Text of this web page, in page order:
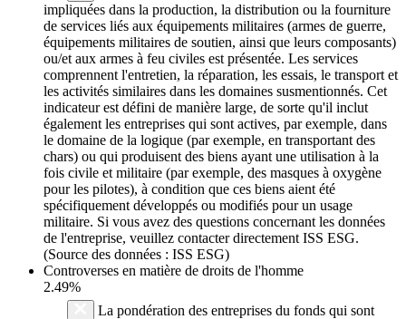
impliquées dans la production, la distribution ou la fourniture
de services liés aux équipements militaires (armes de guerre,
équipements militaires de soutien, ainsi que leurs composants)
ou/et aux armes à feu civiles est présentée. Les services
comprennent l'entretien, la réparation, les essais, le transport et
les activités similaires dans les domaines susmentionnés. Cet
indicateur est défini de manière large, de sorte qu'il inclut
également les entreprises qui sont actives, par exemple, dans
le domaine de la logique (par exemple, en transportant des
chars) ou qui produisent des biens ayant une utilisation à la
fois civile et militaire (par exemple, des masques à oxygène
pour les pilotes), à condition que ces biens aient été
spécifiquement développés ou modifiés pour un usage
militaire. Si vous avez des questions concernant les données
de l'entreprise, veuillez contacter directement ISS ESG.
(Source des données : ISS ESG)
Controverses en matière de droits de l'homme
2.49%
La pondération des entreprises du fonds qui sont